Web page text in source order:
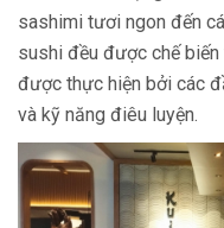
sashimi tươi ngon đến
sushi đều được chế
được thực hiện bởi các
và kỹ năng điêu luyện.